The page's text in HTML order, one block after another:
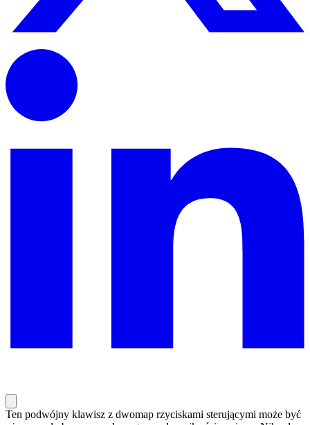
Ten podwójny klawisz z dwomap rzyciskami sterującymi może być